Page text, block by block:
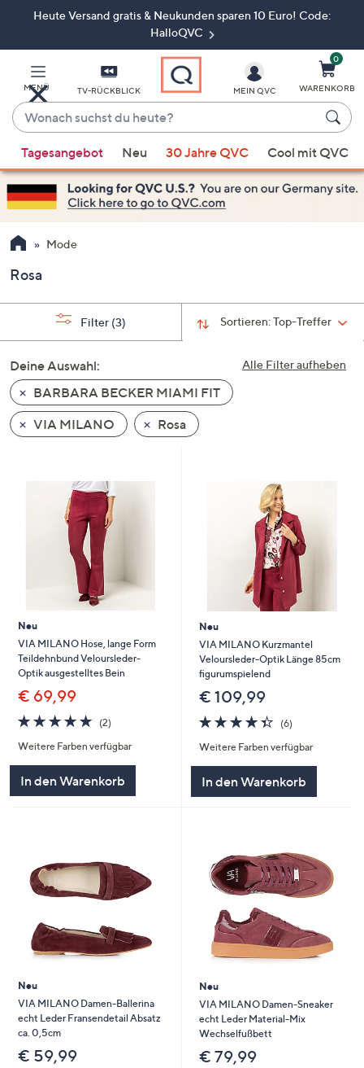
ZumHeute Versand gratis & Neukunden sparen 10 Euro! Code:
HalloQVC
MENÜ TV-RÜCKBLICK
Wonach
suchst
du
heute?
Vorschläge
verfügbar
sind,
verwenden
Sie
Pfeiltasten
nach
und
nach
unten
oder
wischen
Sie
diese
anzuzeigen.
MEIN QVC
0
WARENKORB
Tagesangebot Neu 30 Jahre QVC Cool mit QVC
Mode
Rosa
Sortieren:Top-Treffer
Filter (3)
Alle Filter aufheben
Deine Auswahl:
BARBARA BECKER MIAMI FIT
VIA MILANO
Rosa
Neu
VIA MILANO Hose, lange Form
Teildehnbund Veloursleder-
Optik ausgestelltes Bein
€ 69,99
5.0
von
5
(2)2
Weitere Farben verfügbar
In den Warenkorb
Neu
VIA MILANO Kurzmantel
Veloursleder-Optik Länge 85cm
figurumspielend
€ 109,99
4.3
von
5
(6)6
Weitere Farben verfügbar
In den Warenkorb
Neu
VIA MILANO Damen-Ballerina
echt Leder Fransendetail Absatz
ca. 0,5cm
€ 59,99
Neu
VIA MILANO Damen-Sneaker
echt Leder Material-Mix
Wechselfußbett
€ 79,99